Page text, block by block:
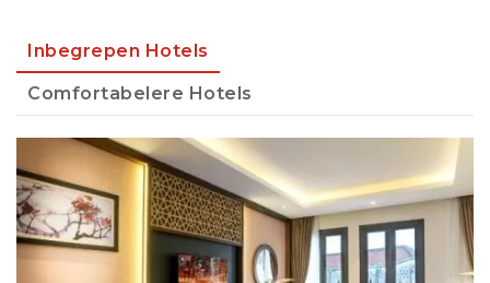
Inbegrepen Hotels
Comfortabelere Hotels